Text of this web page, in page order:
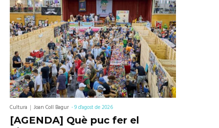
Cultura Joan Coll Bagur -9 d'agost de 2026
[AGENDA] Què puc fer el